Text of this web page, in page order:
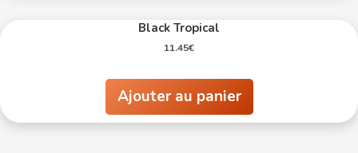
Black Tropical
11.45€
Ajouter au panier